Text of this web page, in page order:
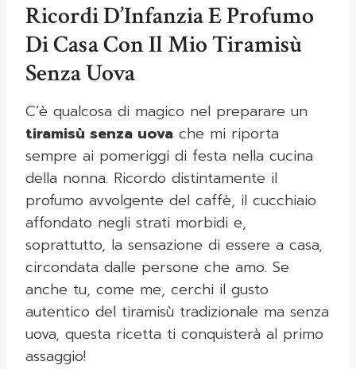
Ricordi D’Infanzia E Profumo
Di Casa Con Il Mio Tiramisù
Senza Uova
C’è qualcosa di magico nel preparare un
tiramisù senza uova che mi riporta
sempre ai pomeriggi di festa nella cucina
della nonna. Ricordo distintamente il
profumo avvolgente del caffè, il cucchiaio
affondato negli strati morbidi e,
soprattutto, la sensazione di essere a casa,
circondata dalle persone che amo. Se
anche tu, come me, cerchi il gusto
autentico del tiramisù tradizionale ma senza
uova, questa ricetta ti conquisterà al primo
assaggio!